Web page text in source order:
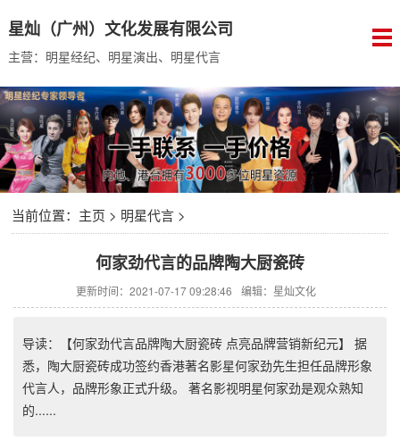
星灿（广州）文化发展有限公司
主营：明星经纪、明星演出、明星代言
当前位置： 主页 > 明星代言>
何家劲代言的品牌陶大厨瓷砖
更新时间：2021-07-17 09:28:46 编辑：星灿文化
导读：【何家劲代言品牌陶大厨瓷砖 点亮品牌营销新纪元】 据
悉，陶大厨瓷砖成功签约香港著名影星何家劲先生担任品牌形象
代言人，品牌形象正式升级。 著名影视明星何家劲是观众熟知
的......